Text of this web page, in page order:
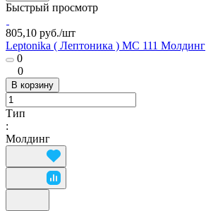
Быстрый просмотр
805,10 руб./шт
Leptonika ( Лептоника ) MC 111 Молдинг
0
0
В корзину
Тип
:
Молдинг